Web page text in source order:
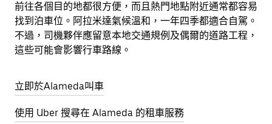
前往各個目的地都很方便，而且熱門地點附近通常都容易
找到泊車位。阿拉米達氣候溫和，一年四季都適合自駕。
不過，司機夥伴應留意本地交通規例及偶爾的道路工程，
這些可能會影響行車路線。
立即於Alameda叫車
使用 Uber 搜尋在 Alameda 的租車服務